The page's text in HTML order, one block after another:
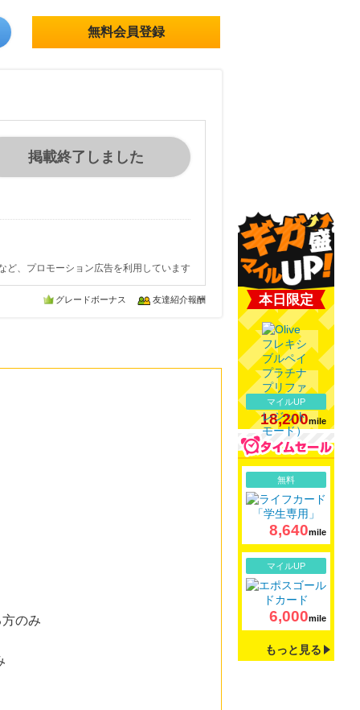
無料会員登録
掲載終了しました
ど、プロモーション広告を利用しています
グレードボーナス 友達紹介報酬
のみ
本日限定
マイルUP
18,200mile
無料
8,640mile
マイルUP
6,000mile
もっと見る